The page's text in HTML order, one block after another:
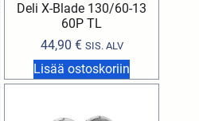
Deli X-Blade 130/60-13
60P TL
44,90 € SIS. ALV
Lisää ostoskoriin